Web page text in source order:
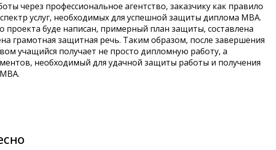
через профессиональное агентство, заказчику как правило
услуг, необходимых для успешной защиты диплома МВА.
проекта буде написан, примерный план защиты, составлена
грамотная защитная речь. Таким образом, после завершения
учащийся получает не просто дипломную работу, а
необходимый для удачной защиты работы и получения